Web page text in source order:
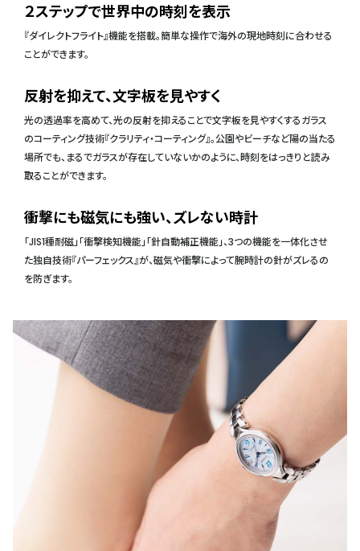
２ステップで世界中の時刻を表示
『ダイレクトフライト』機能を搭載。簡単な操作で海外の現地時刻に合わせる
ことができます。
反射を抑えて、文字板を見やすく
光の透過率を高めて、光の反射を抑えることで文字板を見やすくするガラス
のコーティング技術『クラリティ・コーティング』。公園やビーチなど陽の当たる
場所でも、まるでガラスが存在していないかのように、時刻をはっきりと読み
取ることができます。
衝撃にも磁気にも強い、ズレない時計
「JIS1種耐磁」「衝撃検知機能」「針自動補正機能」、3つの機能を一体化させ
た独自技術『パーフェックス』が、磁気や衝撃によって腕時計の針がズレるの
を防ぎます。